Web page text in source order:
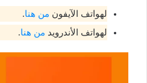
لهواتف الآيفون من هنا.
لهواتف الأندرويد من هنا.